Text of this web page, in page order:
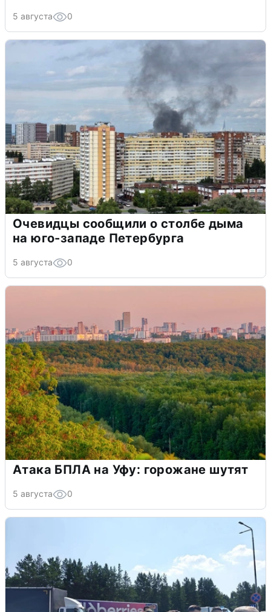
5 августа 0
Очевидцы сообщили о столбе дыма
на юго-западе Петербурга
5 августа 0
Атака БПЛА на Уфу: горожане шутят
5 августа 0